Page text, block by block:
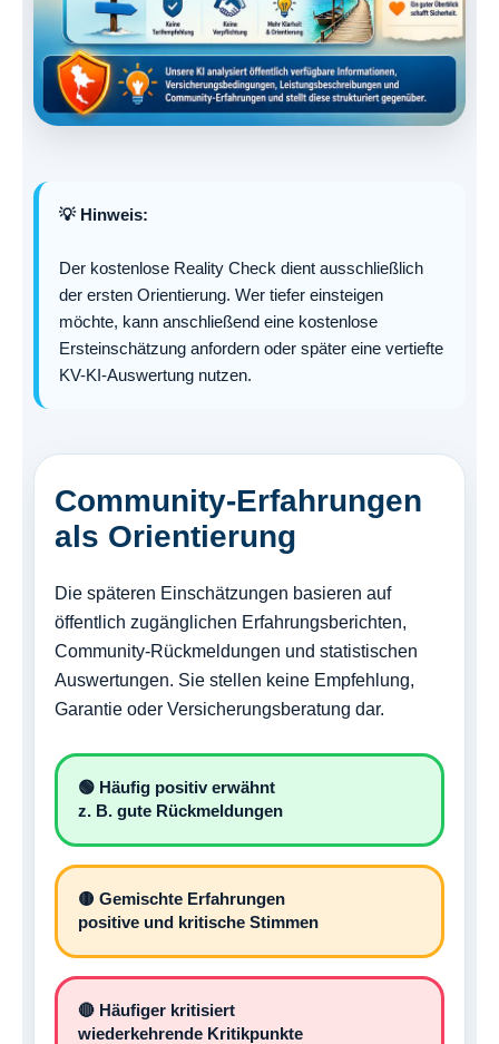
💡 Hinweis:
Der kostenlose Reality Check dient ausschließlich
der ersten Orientierung. Wer tiefer einsteigen
möchte, kann anschließend eine kostenlose
Ersteinschätzung anfordern oder später eine vertiefte
KV-KI-Auswertung nutzen.
Community-Erfahrungen
als Orientierung
Die späteren Einschätzungen basieren auf
öffentlich zugänglichen Erfahrungsberichten,
Community-Rückmeldungen und statistischen
Auswertungen. Sie stellen keine Empfehlung,
Garantie oder Versicherungsberatung dar.
🟢 Häufig positiv erwähnt
z. B. gute Rückmeldungen
🟡 Gemischte Erfahrungen
positive und kritische Stimmen
🔴 Häufiger kritisiert
wiederkehrende Kritikpunkte